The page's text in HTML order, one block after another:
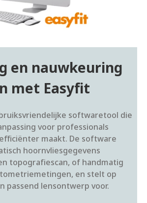
en nauwkeuring
met Easyfit
softwaretool die
voor professionals
maakt. De software
hoornvliesgegevens
topografiescan, of handmatig
en stelt op
passend lensontwerp voor.